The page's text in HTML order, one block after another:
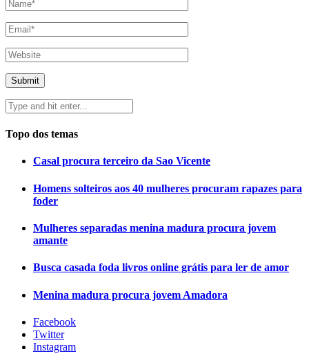
Topo dos temas
Casal procura terceiro da Sao Vicente
Homens solteiros aos 40 mulheres procuram rapazes para
foder
Mulheres separadas menina madura procura jovem
amante
Busca casada foda livros online grátis para ler de amor
Menina madura procura jovem Amadora
Facebook
Twitter
Instagram